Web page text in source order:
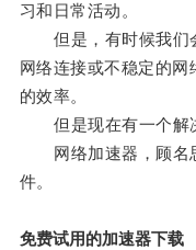
习和日常活动。
但是，有时候我们
网络连接或不稳定的
的效率。
但是现在有一个解决
网络加速器，顾名
件。
免费试用的加速器下载